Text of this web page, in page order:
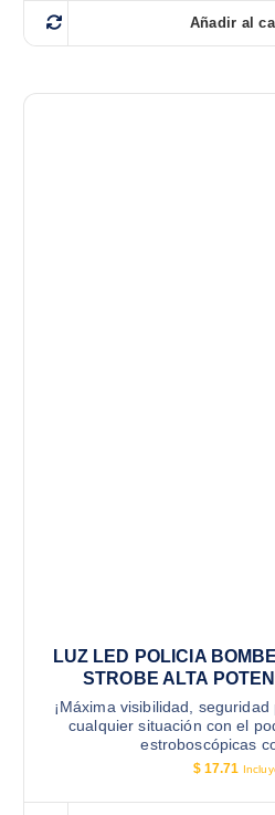
Añadir al
LUZ LED POLICIA
STROBE ALTA
¡Máxima visibilidad,
cualquier situación con el
estroboscópicas
$17.71